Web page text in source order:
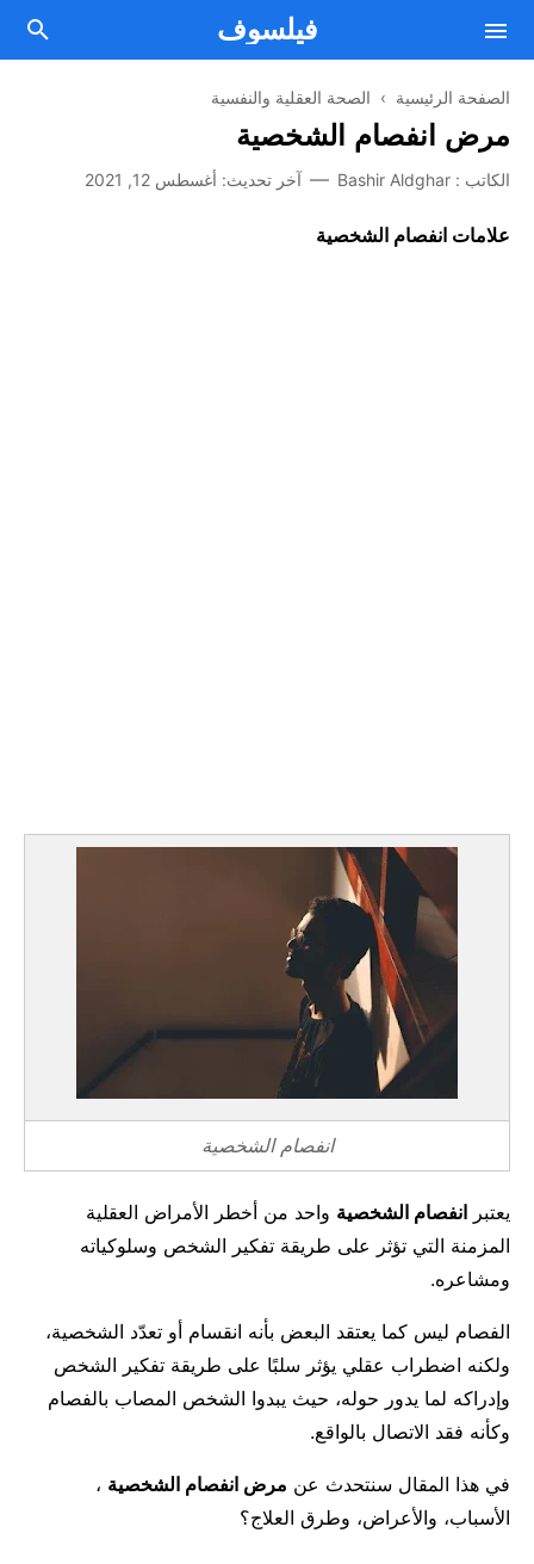
فيلسوف
مقالات فلسفية
Facebook
الصفحة الرئيسية › الصحة العقلية والنفسية
مرض انفصام الشخصية
الكاتب : Bashir Aldghar آخر تحديث: أغسطس 12, 2021
علامات انفصام الشخصية
انفصام الشخصية
يعتبر انفصام الشخصية واحد من أخطر الأمراض العقلية
المزمنة التي تؤثر على طريقة تفكير الشخص وسلوكياته
ومشاعره.
الفصام ليس كما يعتقد البعض بأنه انقسام أو تعدّد الشخصية،
ولكنه اضطراب عقلي يؤثر سلبًا على طريقة تفكير الشخص
وإدراكه لما يدور حوله، حيث يبدوا الشخص المصاب بالفصام
وكأنه فقد الاتصال بالواقع.
في هذا المقال سنتحدث عن مرض انفصام الشخصية ،
الأسباب، والأعراض، وطرق العلاج؟